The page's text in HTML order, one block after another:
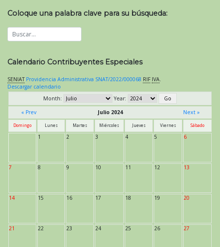
Coloque una palabra clave para su búsqueda:
Calendario Contribuyentes Especiales
SENIAT Providencia Administrativa SNAT/2022/000068 RIF IVA
Descargar calendario
Month:
Year:
« Prev
Julio 2024 Next »
Domingo Lunes Martes Miércoles Jueves Viernes Sábado
1 2 3 4 5 6
7 8 9 10 11 12 13
14 15 16 17 18 19 20
21 22 23 24 25 26 27